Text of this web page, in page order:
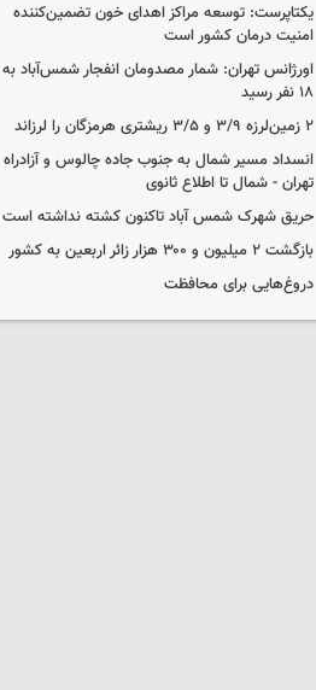
یکتاپرست: توسعه مراکز اهدای خون تضمین‌کننده
امنیت درمان کشور است
اورژانس تهران: شمار مصدومان انفجار شمس‌آباد به
۱۸ نفر رسید
۲ زمین‌لرزه ۳/۹ و ۳/۵ ریشتری هرمزگان را لرزاند
انسداد مسیر شمال به جنوب جاده چالوس و آزادراه
تهران - شمال تا اطلاع ثانوی
حریق شهرک شمس آباد تاکنون کشته نداشته است
بازگشت ۲ میلیون و ۳۰۰ هزار زائر اربعین به کشور
دروغ‌هایی برای محافظت